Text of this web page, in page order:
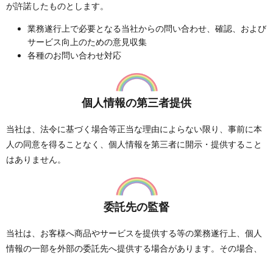
が許諾したものとします。
業務遂行上で必要となる当社からの問い合わせ、確認、および
サービス向上のための意見収集
各種のお問い合わせ対応
個人情報の第三者提供
当社は、法令に基づく場合等正当な理由によらない限り、事前に本
人の同意を得ることなく、個人情報を第三者に開示・提供すること
はありません。
委託先の監督
当社は、お客様へ商品やサービスを提供する等の業務遂行上、個人
情報の一部を外部の委託先へ提供する場合があります。その場合、